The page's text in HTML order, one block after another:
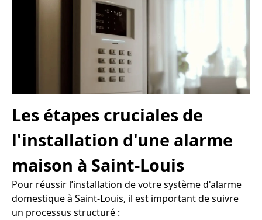
Les étapes cruciales de
l'installation d'une alarme
maison à Saint-Louis
Pour réussir l’installation de votre système d'alarme
domestique à Saint-Louis, il est important de suivre
un processus structuré :